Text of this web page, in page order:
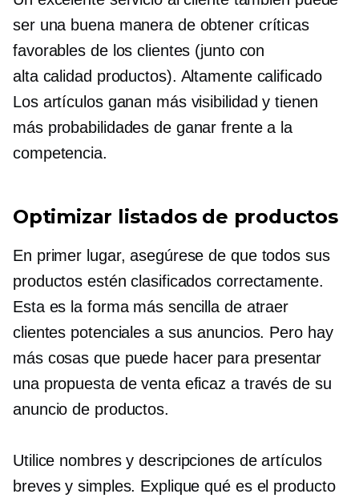
ser una buena manera de obtener críticas
favorables de los clientes (junto con
alta calidad productos). Altamente calificado
Los artículos ganan más visibilidad y tienen
más probabilidades de ganar frente a la
competencia.
Optimizar listados de productos
En primer lugar, asegúrese de que todos sus
productos estén clasificados correctamente.
Esta es la forma más sencilla de atraer
clientes potenciales a sus anuncios. Pero hay
más cosas que puede hacer para presentar
una propuesta de venta eficaz a través de su
anuncio de productos.
Utilice nombres y descripciones de artículos
breves y simples. Explique qué es el producto